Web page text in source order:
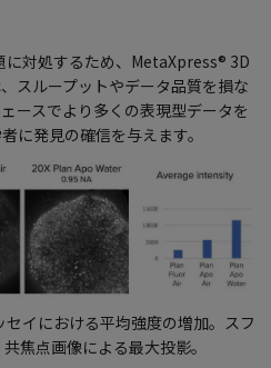
対処するため、MetaXpress® 3D
スループットやデータ品質を損な
ースでより多くの表現型データを
に発見の確信を与えます。
イにおける平均強度の増加。スフ
焦点画像による最大投影。